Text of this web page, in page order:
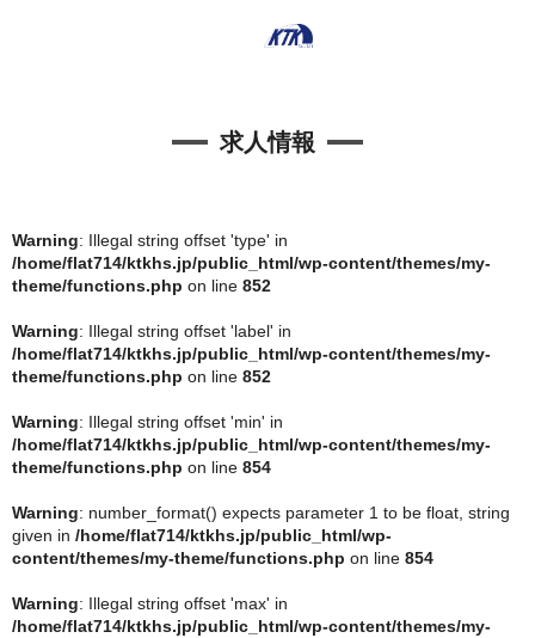
求人情報
Warning: Illegal string offset 'type' in
/home/flat714/ktkhs.jp/public_html/wp-content/themes/my-
theme/functions.php on line 852
Warning: Illegal string offset 'label' in
/home/flat714/ktkhs.jp/public_html/wp-content/themes/my-
theme/functions.php on line 852
Warning: Illegal string offset 'min' in
/home/flat714/ktkhs.jp/public_html/wp-content/themes/my-
theme/functions.php on line 854
Warning: number_format() expects parameter 1 to be float, string
given in /home/flat714/ktkhs.jp/public_html/wp-
content/themes/my-theme/functions.php on line 854
Warning: Illegal string offset 'max' in
/home/flat714/ktkhs.jp/public_html/wp-content/themes/my-